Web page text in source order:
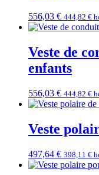
556,03 € 444,82 €
Veste de
enfants
556,03 € 444,82 €
Veste
497,64 € 398,11 €